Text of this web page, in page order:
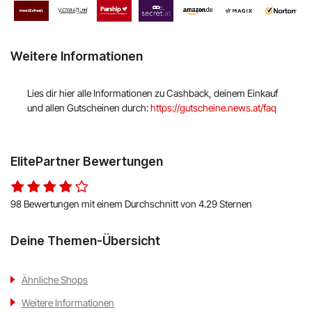
Hello Fresh
Shop Apotheke
ABOUT YOU
Universal
HUMANIC
Ulla Popken
Weitere Informationen
Lies dir hier alle Informationen zu Cashback, deinem Einkauf
und allen Gutscheinen durch:https://gutscheine.news.at/faq
ElitePartner Bewertungen
98 Bewertungen mit einem Durchschnitt von 4.29 Sternen
Deine Themen-Übersicht
Ähnliche Shops
Weitere Informationen